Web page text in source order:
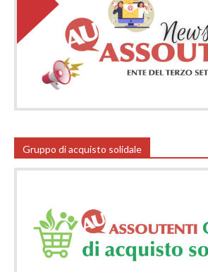
Gruppo di acquisto solidale